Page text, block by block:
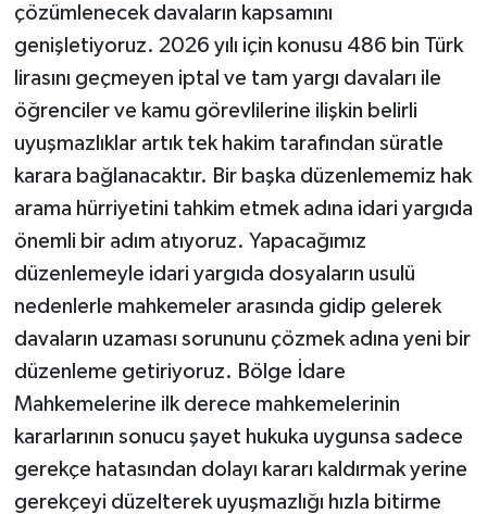
çözümlenecek davaların kapsamını
genişletiyoruz. 2026 yılı için konusu 486 bin Türk
lirasını geçmeyen iptal ve tam yargı davaları ile
öğrenciler ve kamu görevlilerine ilişkin belirli
uyuşmazlıklar artık tek hakim tarafından süratle
karara bağlanacaktır. Bir başka düzenlememiz hak
arama hürriyetini tahkim etmek adına idari yargıda
önemli bir adım atıyoruz. Yapacağımız
düzenlemeyle idari yargıda dosyaların usulü
nedenlerle mahkemeler arasında gidip gelerek
davaların uzaması sorununu çözmek adına yeni bir
düzenleme getiriyoruz. Bölge İdare
Mahkemelerine ilk derece mahkemelerinin
kararlarının sonucu şayet hukuka uygunsa sadece
gerekçe hatasından dolayı kararı kaldırmak yerine
gerekçeyi düzelterek uyuşmazlığı hızla bitirme